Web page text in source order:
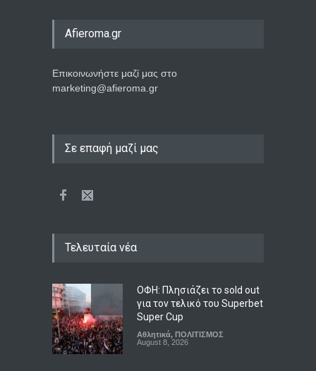
Afieroma.gr
Επικοινωνήστε μαζί μας στο
marketing@afieroma.gr
Σε επαφή μαζί μας
Τελευταία νέα
ΟΦΗ: Πλησιάζει το sold out
για τον τελικό του Superbet
Super Cup
Αθλητικά, ΠΟΛΙΤΙΣΜΟΣ
August 8, 2026